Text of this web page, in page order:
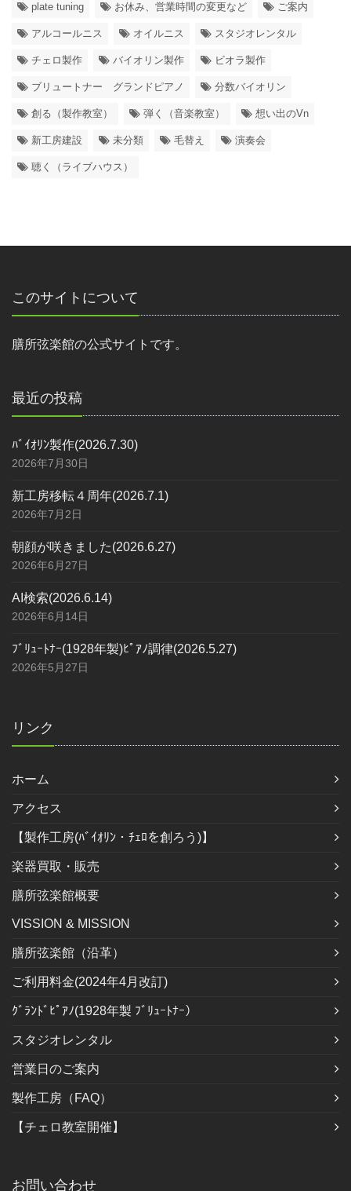
plate tuning お休み、営業時間の変更など ご案内
アルコールニス オイルニス スタジオレンタル
チェロ製作 バイオリン製作 ビオラ製作
ブリュートナー グランドピアノ 分数バイオリン
創る（製作教室） 弾く（音楽教室） 想い出のVn
新工房建設 未分類 毛替え 演奏会
聴く（ライブハウス）
このサイトについて
膳所弦楽館の公式サイトです。
最近の投稿
ﾊﾞｲｵﾘﾝ製作(2026.7.30)
2026年7月30日
新工房移転４周年(2026.7.1)
2026年7月2日
朝顔が咲きました(2026.6.27)
2026年6月27日
AI検索(2026.6.14)
2026年6月14日
ﾌﾞﾘｭｰﾄﾅｰ(1928年製)ﾋﾟｱﾉ調律(2026.5.27)
2026年5月27日
リンク
ホーム
アクセス
【製作工房(ﾊﾞｲｵﾘﾝ・ﾁｪﾛを創ろう)】
楽器買取・販売
膳所弦楽館概要
VISSION & MISSION
膳所弦楽館（沿革）
ご利用料金(2024年4月改訂)
ｸﾞﾗﾝﾄﾞﾋﾟｱﾉ(1928年製 ﾌﾞﾘｭｰﾄﾅｰ）
スタジオレンタル
営業日のご案内
製作工房（FAQ）
【チェロ教室開催】
お問い合わせ